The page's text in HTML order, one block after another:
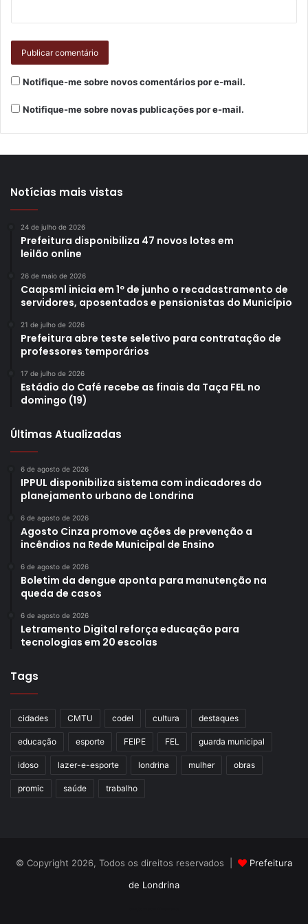
Dia 12 (Espaço Solo)
Programa: Sonatas de Bach
Link:https://bit.ly/youtubeSolistas
Horário: 14h
Workshops de Viola, Violão e Contrabaixo com os
integrantes da Orquestra de Câmara Solistas de Londrina
Local: Evento presencial no Espaço Villa Rica (R. Piauí,
211)
Dia 14 (Espaço Nosso Perfil)
Horário: 19h
Comemoração 23 anos de atividades da OCSL com a
Programa: Obras da Música Brasileira
Link:https://bit.ly/youtubeSolistas
Notifique-me sobre novos comentários por e-mail.
Notifique-me sobre novas publicações por e-mail.
Notícias mais vistas
24 de julho de 2026
Prefeitura disponibiliza 47 novos lotes em
leilão online
26 de maio de 2026
Caapsml inicia em 1º de junho o recadastramento de
servidores, aposentados e pensionistas do Município
21 de julho de 2026
Prefeitura abre teste seletivo para contratação de
professores temporários
17 de julho de 2026
Estádio do Café recebe as finais da Taça FEL no
domingo (19)
Últimas Atualizadas
6 de agosto de 2026
IPPUL disponibiliza sistema com indicadores do
planejamento urbano de Londrina
6 de agosto de 2026
Agosto Cinza promove ações de prevenção a
incêndios na Rede Municipal de Ensino
6 de agosto de 2026
Boletim da dengue aponta para manutenção na
queda de casos
6 de agosto de 2026
Letramento Digital reforça educação para
tecnologias em 20 escolas
Tags
cidades CMTU codel cultura destaques
educação esporte FEIPE FEL guarda municipal
idoso lazer-e-esporte londrina mulher obras
promic saúde trabalho
© Copyright 2026, Todos os direitos reservados |
Prefeitura
de Londrina